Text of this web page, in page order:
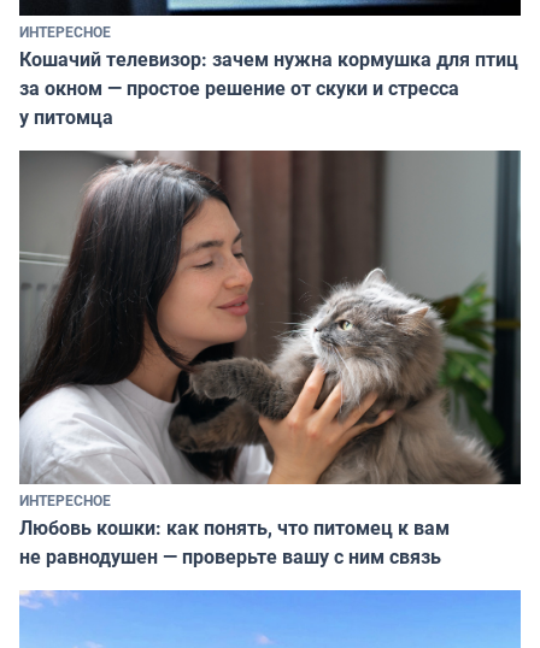
ИНТЕРЕСНОЕ
Кошачий телевизор: зачем нужна кормушка для птиц
за окном — простое решение от скуки и стресса
у питомца
ИНТЕРЕСНОЕ
Любовь кошки: как понять, что питомец к вам
не равнодушен — проверьте вашу с ним связь